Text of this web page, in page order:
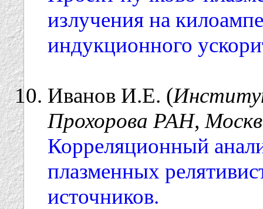
излучения на
индукционного
Иванов И.Е. (
Прохорова РАН,
Корреляционный
плазменных
источников.